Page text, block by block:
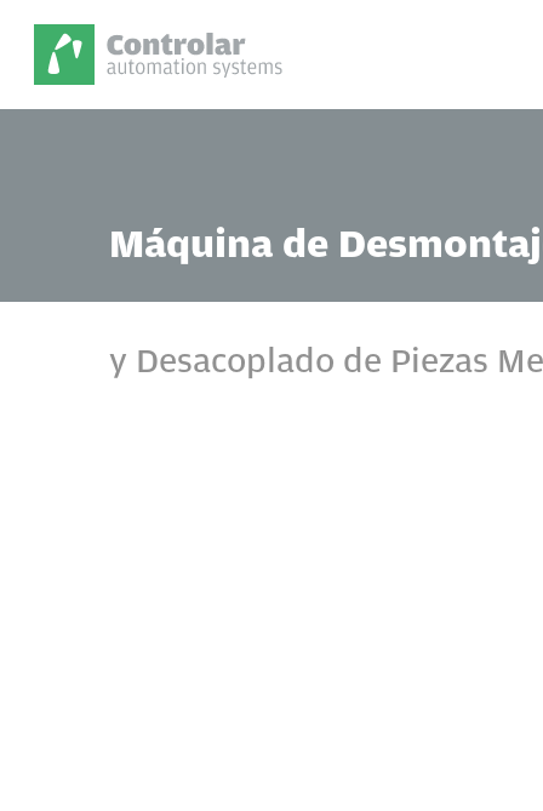
Máquina de
y Desacoplado de Piezas